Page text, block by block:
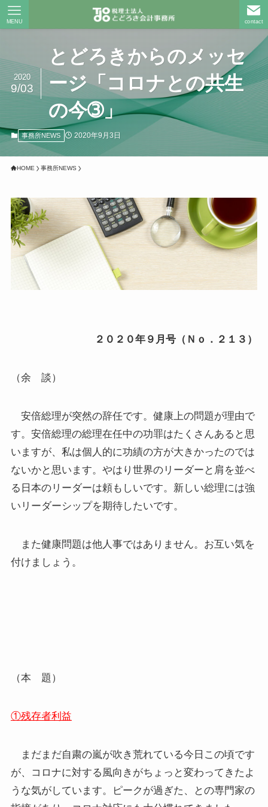
contact
MENU
とどろきからのメッセ
ージ「コロナとの共生
の今➂」
2020
9/03
事務所NEWS 2020年9月3日
HOME 事務所NEWS
２０２０年９月号（Ｎｏ．２１３）
（余 談）
安倍総理が突然の辞任です。健康上の問題が理由で
す。安倍総理の総理在任中の功罪はたくさんあると思
いますが、私は個人的に功績の方が大きかったのでは
ないかと思います。やはり世界のリーダーと肩を並べ
る日本のリーダーは頼もしいです。新しい総理には強
いリーダーシップを期待したいです。
また健康問題は他人事ではありません。お互い気を
付けましょう。
（本 題）
①残存者利益
まだまだ自粛の嵐が吹き荒れている今日この頃です
が、コロナに対する風向きがちょっと変わってきたよ
うな気がしています。ピークが過ぎた、との専門家の